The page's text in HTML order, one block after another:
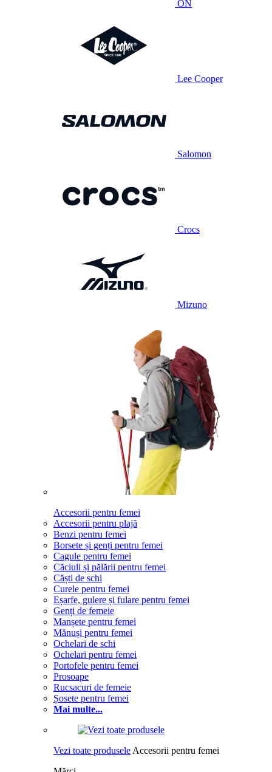
ON
Lee Cooper
Salomon
Crocs
Mizuno
Accesorii pentru femei
Accesorii pentru plajă
Benzi pentru femei
Borsete și genți pentru femei
Cagule pentru femei
Căciuli și pălării pentru femei
Căști de schi
Curele pentru femei
Eșarfe, gulere și fulare pentru femei
Genți de femeie
Manșete pentru femei
Mănuși pentru femei
Ochelari de schi
Ochelari pentru femei
Portofele pentru femei
Prosoape
Rucsacuri de femeie
Șosete pentru femei
Mai multe...
Vezi toate produsele Accesorii pentru femei